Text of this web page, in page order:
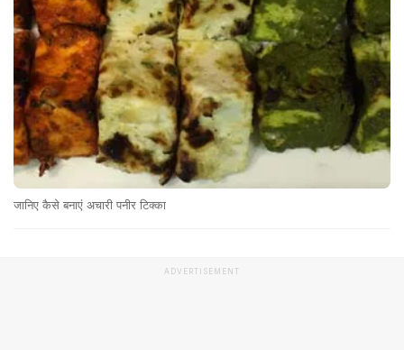
जानिए कैसे बनाएं अचारी पनीर टिक्का
ADVERTISEMENT